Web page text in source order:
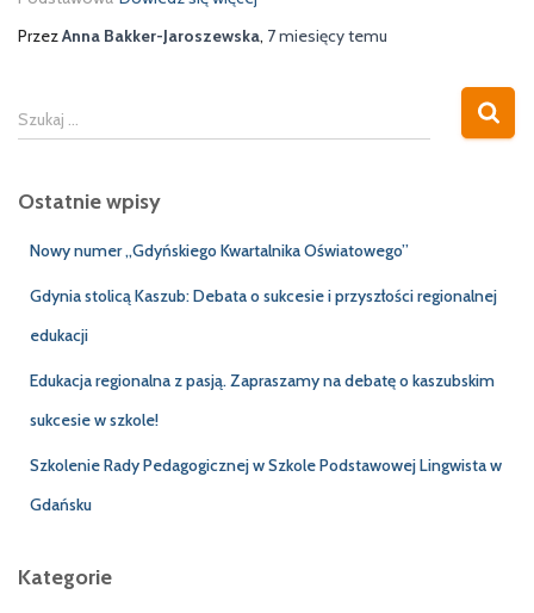
PrzezAnna Bakker-Jaroszewska, 7 miesięcytemu
S
z
a
Szukaj …
Ostatnie wpisy
Nowy numer „Gdyńskiego Kwartalnika Oświatowego”
Gdynia stolicą Kaszub: Debata o sukcesie i przyszłości regionalnej
edukacji
Edukacja regionalna z pasją. Zapraszamy na debatę o kaszubskim
sukcesie w szkole!
Szkolenie Rady Pedagogicznej w Szkole Podstawowej Lingwista w
Gdańsku
Kategorie